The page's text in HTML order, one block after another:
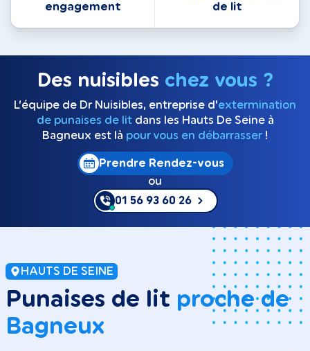
engagement
de lit
Des nuisibles chez vous ?
L’équipe de Dr Nuisibles, entreprise d'extermination
de punaises de litdans les Hauts De Seine à
Bagneux est là pour vous en débarrasser !
Prendre Rendez-vous
ou
01 56 93 60 26
HAUTS DE SEINE
Punaises de lit proche de
Bagneux